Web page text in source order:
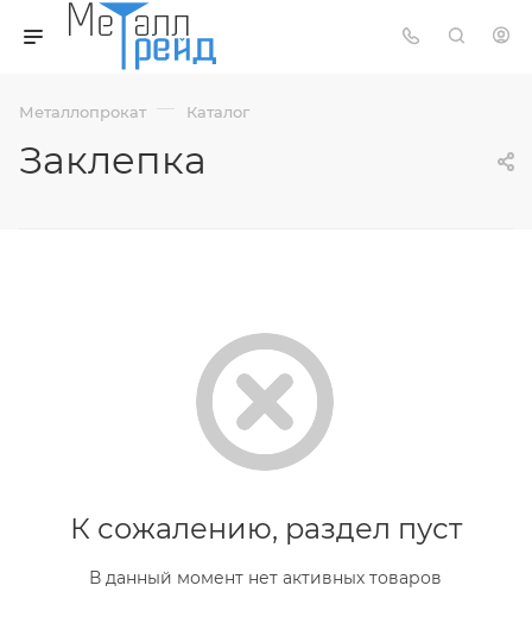
Металлопрокат — Каталог
Заклепка
К сожалению, раздел пуст
В данный момент нет активных товаров